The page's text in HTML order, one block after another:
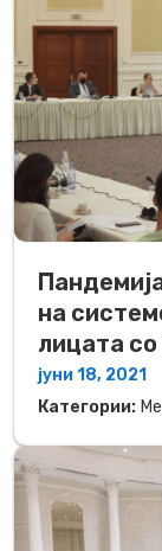
на
лицата
јуни 18, 2021
Категории: